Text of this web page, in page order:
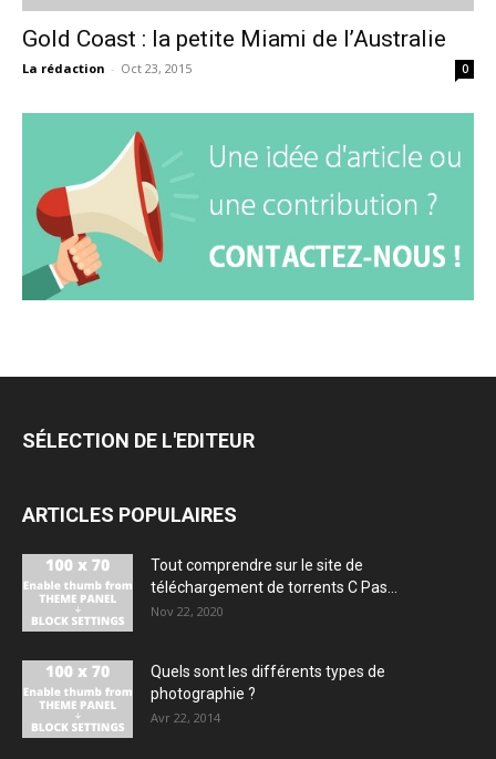
Gold Coast : la petite Miami de l’Australie
La rédaction - Oct 23, 2015 0
SÉLECTION DE L'EDITEUR
ARTICLES POPULAIRES
Tout comprendre sur le site de
téléchargement de torrents C Pas...
Nov 22, 2020
Quels sont les différents types de
photographie ?
Avr 22, 2014